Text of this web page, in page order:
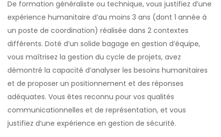
De formation généraliste ou technique, vous justifiez d’une
expérience humanitaire d’au moins 3 ans (dont 1 année à
un poste de coordination) réalisée dans 2 contextes
différents. Doté d’un solide bagage en gestion d’équipe,
vous maîtrisez la gestion du cycle de projets, avez
démontré la capacité d’analyser les besoins humanitaires
et de proposer un positionnement et des réponses
adéquates. Vous êtes reconnu pour vos qualités
communicationnelles et de représentation, et vous
justifiez d’une expérience en gestion de sécurité.